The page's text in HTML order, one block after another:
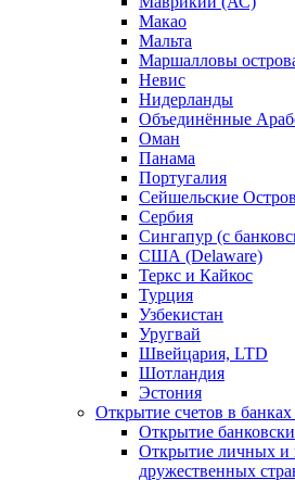
Макао
Мальта
Маршалловы
Нeвис
Нидерланды
Объединённые
Оман
Панама
Португалия
Сейшельские
Сербия
Сингапур (c
США (Delaware)
Теркс и Кайкос
Турция
Узбекистан
Уругвай
Швейцария, LTD
Шотландия
Эстония
Открытие счетов в
Открытие
Открытие личных и
дружественных